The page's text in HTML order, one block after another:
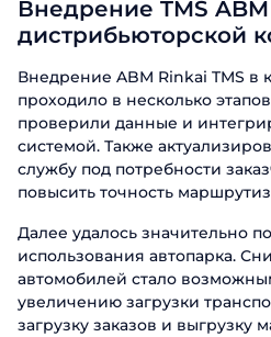
Внедрение TMS
дистрибьюторской
Внедрение ABM Rinkai TMS в
проходило в несколько
проверили данные и
системой. Также
службу под потребности
повысить точность
Далее удалось значительно
использования автопарка.
автомобилей стало
увеличению загрузки
загрузку заказов и выгрузку